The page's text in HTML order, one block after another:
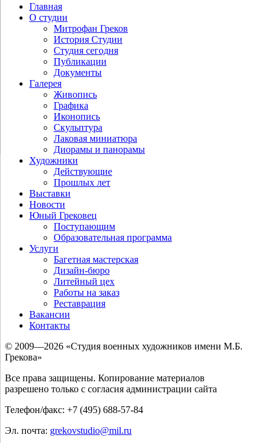
Главная
О студии
Митрофан Греков
История Студии
Студия сегодня
Публикации
Документы
Галерея
Живопись
Графика
Иконопись
Скульптура
Лаковая миниатюра
Диорамы и панорамы
Художники
Действующие
Прошлых лет
Выставки
Новости
Юный Грековец
Поступающим
Образовательная программа
Услуги
Багетная мастерская
Дизайн-бюро
Литейный цех
Работы на заказ
Реставрация
Вакансии
Контакты
© 2009—2026 «Студия военных художников имени М.Б.
Грекова»
Все права защищены. Копирование материалов
разрешено только с согласия администрации сайта
Телефон/факс: +7 (495) 688-57-84
Эл. почта: grekovstudio@mil.ru